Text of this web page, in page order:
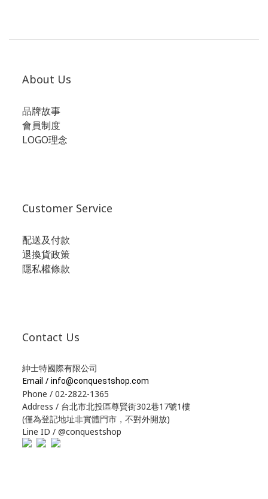
About Us
品牌故事
會員制度
LOGO理念
Customer Service
配送及付款
退換貨政策
隱私權條款
Contact Us
紳士特國際有限公司
Email / info@conquestshop.com
Phone / 02-2822-1365
Address / 台北市北投區尊賢街302巷17號1樓
(僅為登記地址非實體門市，不對外開放)
Line ID / @conquestshop